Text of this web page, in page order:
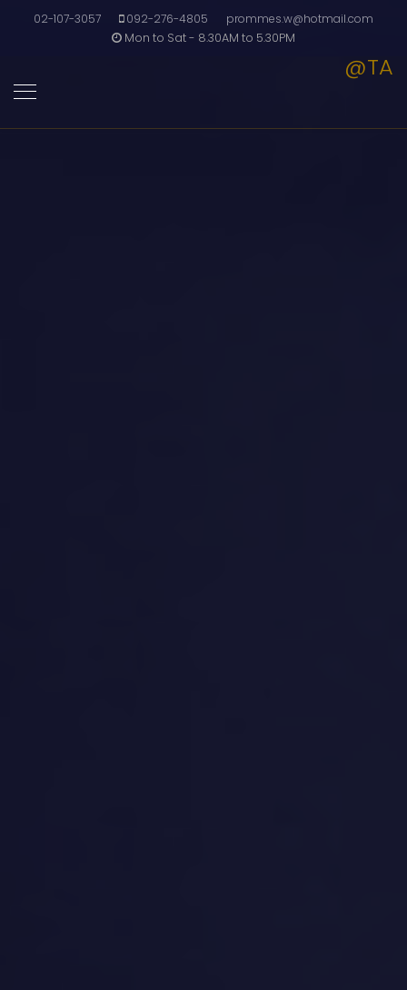
02-107-3057 092-276-4805
prommes.w@hotmail.com
Mon to Sat - 8.30AM to 5.30PM
@TA